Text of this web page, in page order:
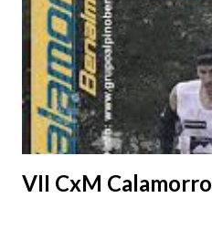
VII CxM Calamorro